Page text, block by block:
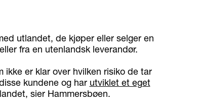
utlandet, de kjøper eller selger en
fra en utenlandsk leverandør.
er klar over hvilken risiko de tar
kundene og har utviklet et eget
sier Hammersbøen.